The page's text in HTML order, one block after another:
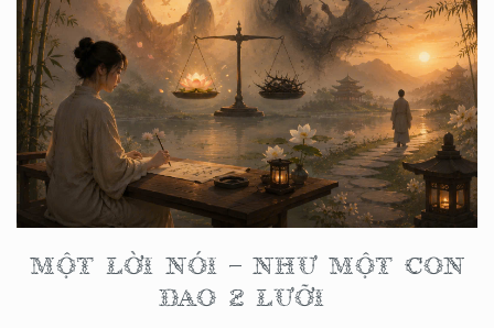
MỘT LỜI NÓI – NHƯ MỘT CON
DAO 2 LƯỠI